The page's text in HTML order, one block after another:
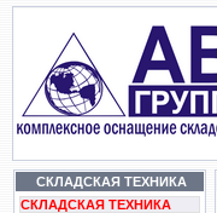
СКЛАДСКАЯ ТЕХНИКА
СКЛАДСКАЯ ТЕХНИКА